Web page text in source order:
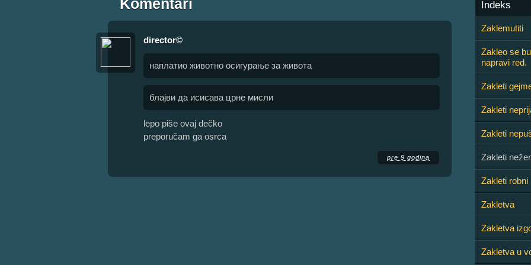
Komentari
director©
наплатио животно осигурање за живота
блајви да исисава црне мисли
lepo piše ovaj dečko
preporučam ga osrca
pre 9 godina
Indeks
Zaklemutiti
Zakleo se
napravi red.
Zakleti
Zakleti
Zakleti
Zakleti
Zakleti robni
Zakletva
Zakletva
Zakletva u